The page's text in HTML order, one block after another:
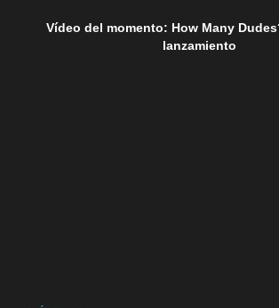
Vídeo del momento: How Many
lanzamiento